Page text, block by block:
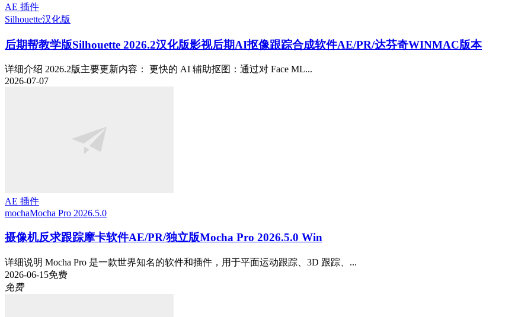
AE 插件
Silhouette汉化版
后期帮教学版Silhouette 2026.2汉化版影视后期AI抠像跟踪合成软件AE/PR/达芬奇WINMAC版本
详细介绍 2026.2版主要更新内容： 更快的 AI 辅助抠图：通过对 Face ML...
2026-07-07
AE 插件
mochaMocha Pro 2026.5.0
摄像机反求跟踪摩卡软件AE/PR/独立版Mocha Pro 2026.5.0 Win
详细说明 Mocha Pro 是一款世界知名的软件和插件，用于平面运动跟踪、3D 跟踪、...
2026-06-15免费
免费